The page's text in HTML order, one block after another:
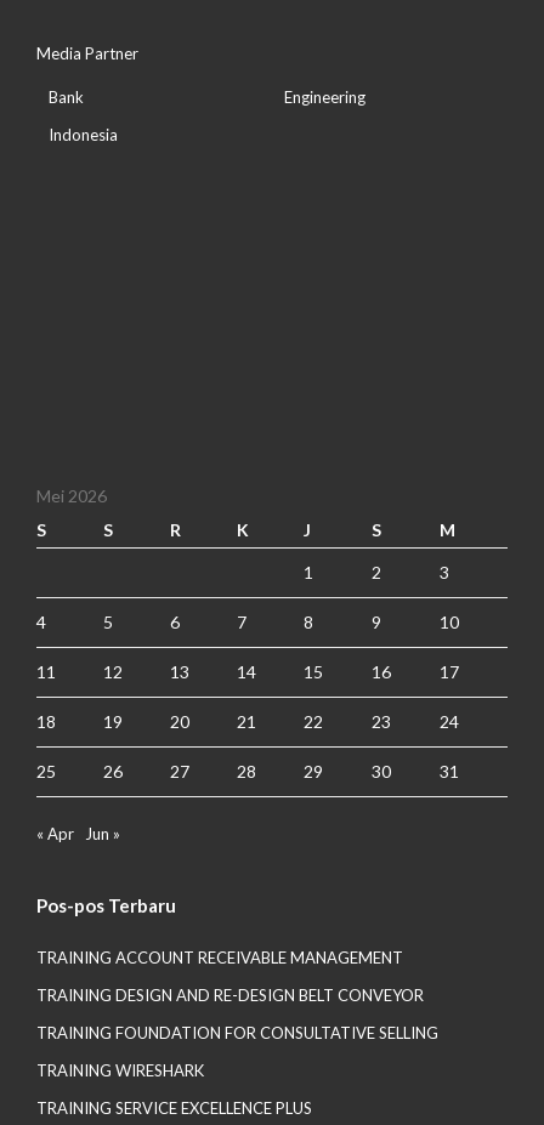
Media Partner
Bank
Indonesia
Engineering
Mei 2026
S
S R K J S M
1 2 3
4 5 6 7 8 9 10
11 12 13 14 15 16 17
18 19 20 21 22 23 24
25 26 27 28 29 30 31
« Apr Jun »
Pos-pos Terbaru
TRAINING ACCOUNT RECEIVABLE MANAGEMENT
TRAINING DESIGN AND RE-DESIGN BELT CONVEYOR
TRAINING FOUNDATION FOR CONSULTATIVE SELLING
TRAINING WIRESHARK
TRAINING SERVICE EXCELLENCE PLUS